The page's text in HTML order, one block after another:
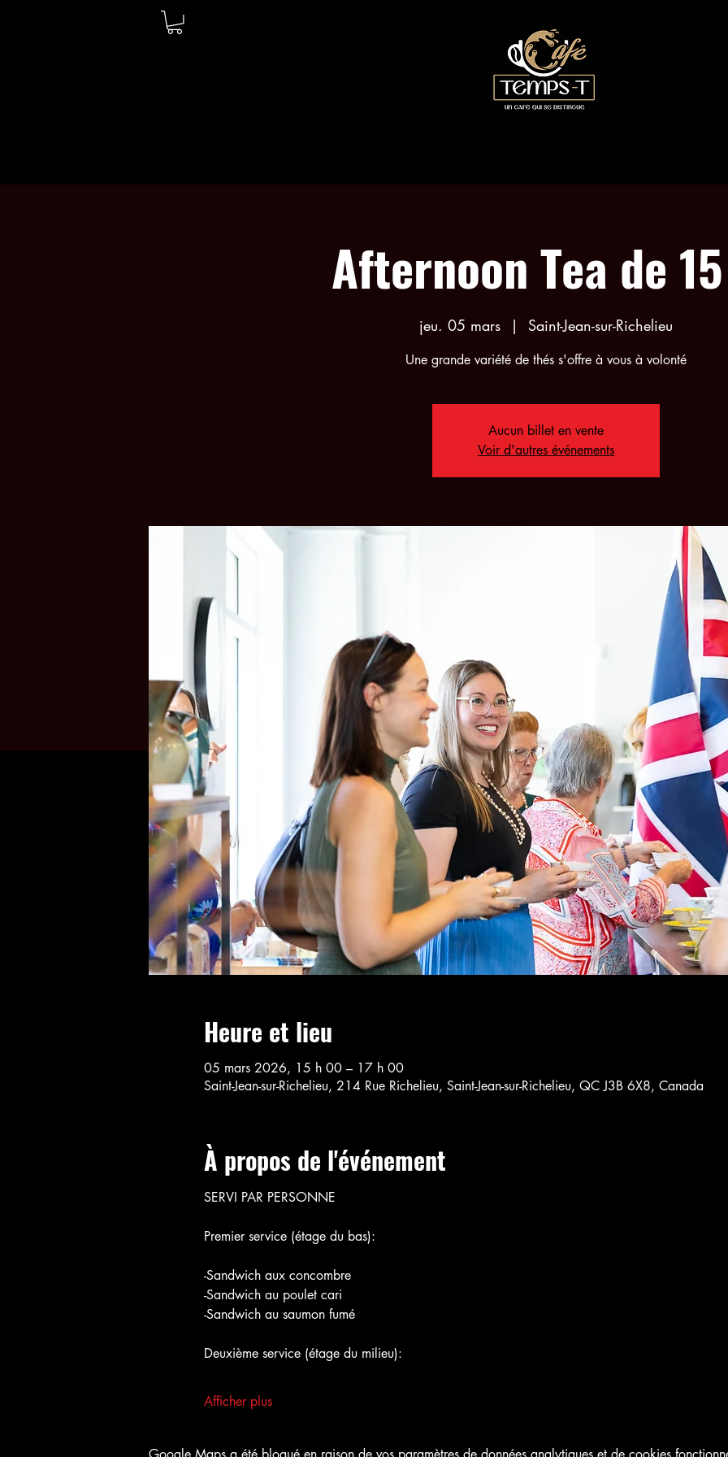
Afternoon Tea de
jeu. 05 mars
  |
Saint-Jean-sur-Richelieu
Une grande variété de thés s'offre à vous à volonté
Aucun billet en vente
Voir d'autres événements
Heure et lieu
05 mars 2026, 15 h 00 – 17 h 00
Saint-Jean-sur-Richelieu, 214 Rue Richelieu, Saint-Jean-sur-Richelieu, QC J3B 6X8, Canada
À propos de l'événement
SERVI PAR PERSONNE
Premier service (étage du bas):
-Sandwich aux concombre
-Sandwich au poulet cari
-Sandwich au saumon fumé
Deuxième service (étage du milieu):
Afficher plus